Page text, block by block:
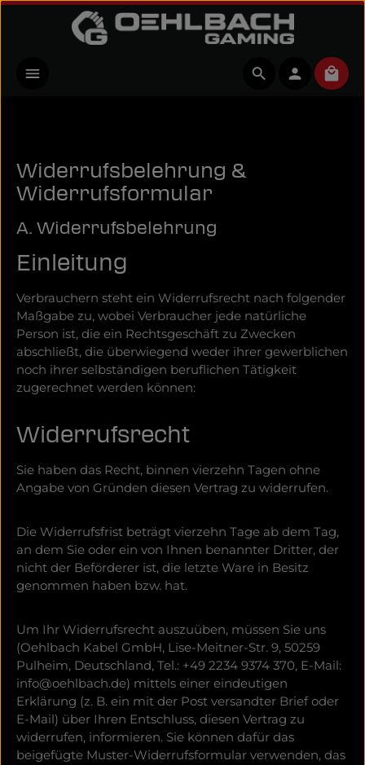
Zum Hauptinhalt springen
Widerrufsbelehrung &
Widerrufsformular
A. Widerrufsbelehrung
Einleitung
Verbrauchern steht ein Widerrufsrecht nach folgender
Maßgabe zu, wobei Verbraucher jede natürliche
Person ist, die ein Rechtsgeschäft zu Zwecken
abschließt, die überwiegend weder ihrer gewerblichen
noch ihrer selbständigen beruflichen Tätigkeit
zugerechnet werden können:
Widerrufsrecht
Sie haben das Recht, binnen vierzehn Tagen ohne
Angabe von Gründen diesen Vertrag zu widerrufen.
Die Widerrufsfrist beträgt vierzehn Tage ab dem Tag,
an dem Sie oder ein von Ihnen benannter Dritter, der
nicht der Beförderer ist, die letzte Ware in Besitz
genommen haben bzw. hat.
Um Ihr Widerrufsrecht auszuüben, müssen Sie uns
(Oehlbach Kabel GmbH, Lise-Meitner-Str. 9, 50259
Pulheim, Deutschland, Tel.: +49 2234 9374 370, E-Mail:
info@oehlbach.de) mittels einer eindeutigen
Erklärung (z. B. ein mit der Post versandter Brief oder
E-Mail) über Ihren Entschluss, diesen Vertrag zu
widerrufen, informieren. Sie können dafür das
beigefügte Muster-Widerrufsformular verwenden, das